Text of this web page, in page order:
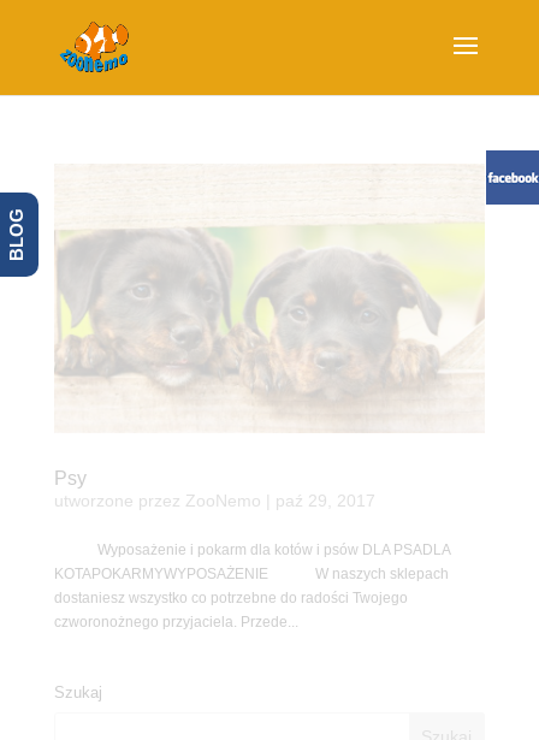
Psy
utworzone przez ZooNemo paź 29, 2017
Wyposażenie i pokarm dla kotów i psów DLA PSADLA
KOTAPOKARMYWYPOSAŻENIE W naszych sklepach
dostaniesz wszystko co potrzebne do radości Twojego
czworonożnego przyjaciela. Przede...
Szukaj
BLOG